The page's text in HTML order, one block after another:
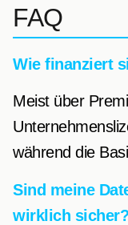
FAQ
Wie finanziert
Meist über
während die
Sind meine
wirklich sicher?